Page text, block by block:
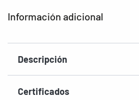
Información adicional
Descripción
Certificados
Forma de las esquinas
Material
EAN